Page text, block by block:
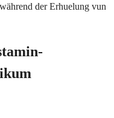
der Erhuelung vun